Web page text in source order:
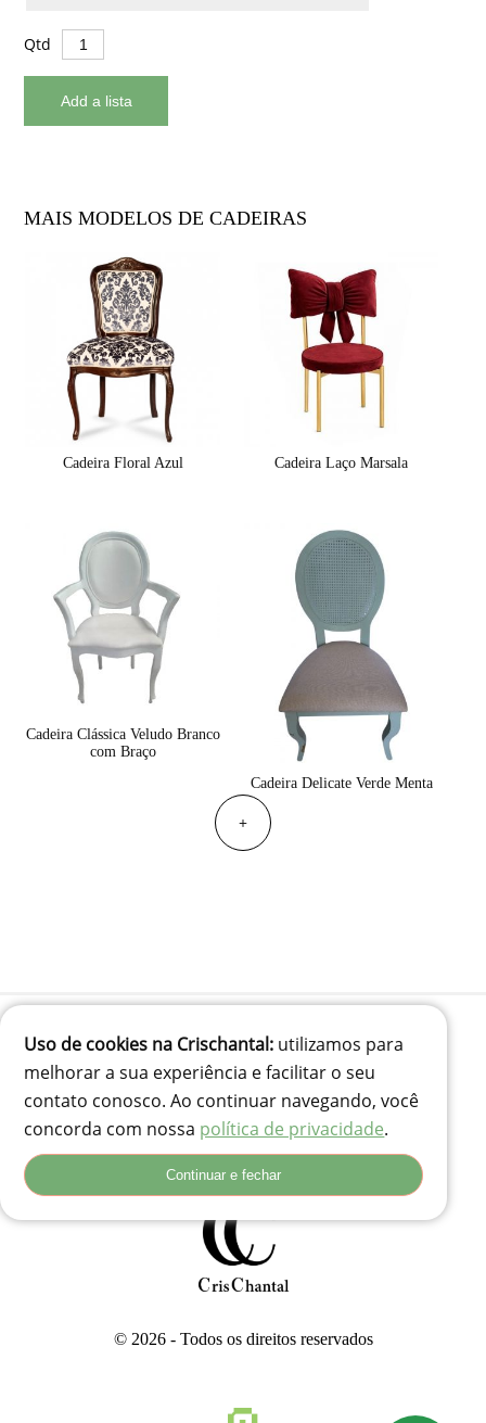
Qtd
MAIS MODELOS DE CADEIRAS
Cadeira Floral Azul Cadeira Laço Marsala
Cadeira Clássica Veludo Branco
com Braço
Cadeira Delicate Verde Menta
+
(41) 99834-3707
contato@crischantal.com.br
Rua Durval jungles 240 - Pinheirinho, Curitiba-PR
Rua Adolfo Corso, 74 - Santa Rita, Lages - SC, 88503-180
© 2026 - Todos os direitos reservados
Uso de cookies na Crischantal: utilizamos para
melhorar a sua experiência e facilitar o seu
contato conosco. Ao continuar navegando, você
concorda com nossa política de privacidade.
Continuar e fechar